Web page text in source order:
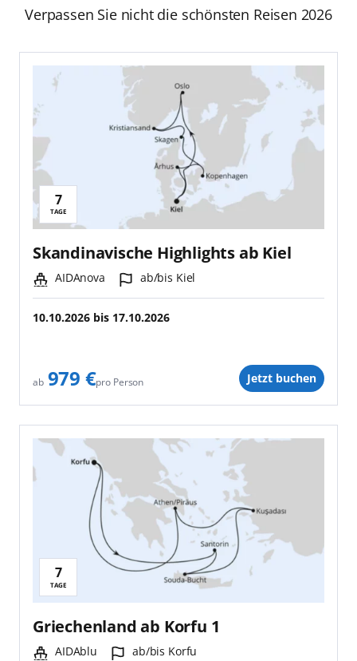
Verpassen Sie nicht die schönsten Reisen 2026
Reisedauer:
7
TAGE
Skandinavische Highlights ab Kiel
Schiff:
AIDAnova Hafen:
ab/bis Kiel
10.10.2026 bis 17.10.2026
ab 979 €pro Person Jetzt buchen
Reisedauer:
7
TAGE
Griechenland ab Korfu 1
Schiff:
AIDAblu Hafen:
ab/bis Korfu